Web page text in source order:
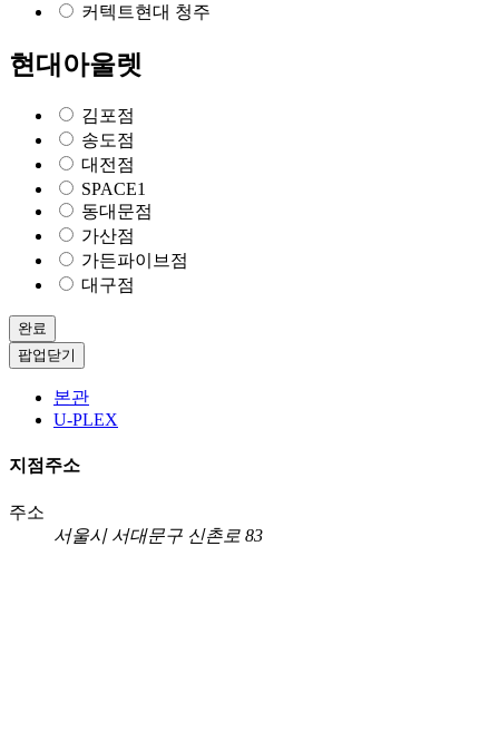
커텍트현대 청주
현대아울렛
김포점
송도점
대전점
SPACE1
동대문점
가산점
가든파이브점
대구점
완료
팝업닫기
본관
U-PLEX
지점주소
주소
서울시 서대문구 신촌로 83